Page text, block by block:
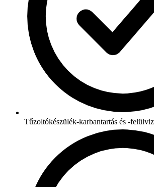
Tűzoltókészülék-karbantartás és -